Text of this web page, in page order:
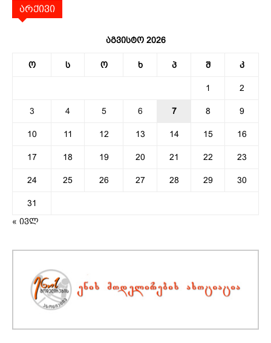
არქივი
აგვისტო 2026
ო ს ო ხ პ შ კ
1 2
3 4 5 6 7 8 9
10 11 12 13 14 15 16
17 18 19 20 21 22 23
24 25 26 27 28 29 30
31
« ივლ